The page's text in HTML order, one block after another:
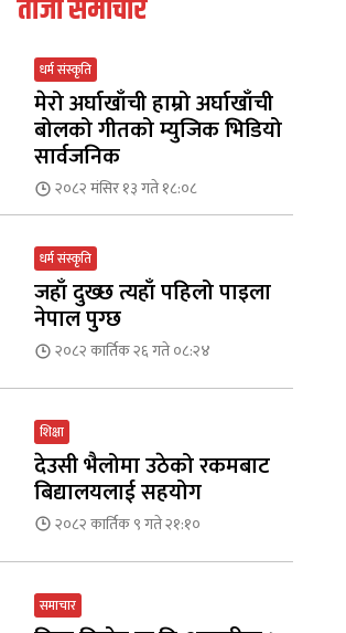
ताजा समाचार
धर्म संस्कृति
मेरो अर्घाखाँची हाम्रो अर्घाखाँची
बोलको गीतको म्युजिक भिडियो
सार्वजनिक
२०८२ मंसिर १३ गते १८:०८
धर्म संस्कृति
जहाँ दुख्छ त्यहाँ पहिलो पाइला
नेपाल पुग्छ
२०८२ कार्तिक २६ गते ०८:२४
शिक्षा
देउसी भैलोमा उठेको रकमबाट
बिद्यालयलाई सहयोग
२०८२ कार्तिक ९ गते २१:१०
समाचार